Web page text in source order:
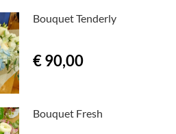
Bouquet Tenderly
€ 90,00
Bouquet Fresh